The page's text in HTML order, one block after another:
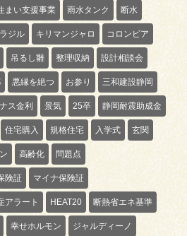
まい支援事業 雨水タンク 断水
ジル キリマンジャロ コロンビア
吊るし雛 整理収納 設計相談会
悪縁を絶つ お参り 三和建設静岡
ス金利 景気 25卒 静岡耐震助成金
住宅購入 規格住宅 入学式 玄関
高齢化 問題点
険証 マイナ保険証
アラート HEAT20 断熱省エネ基準
幸せホルモン ジャルディーノ